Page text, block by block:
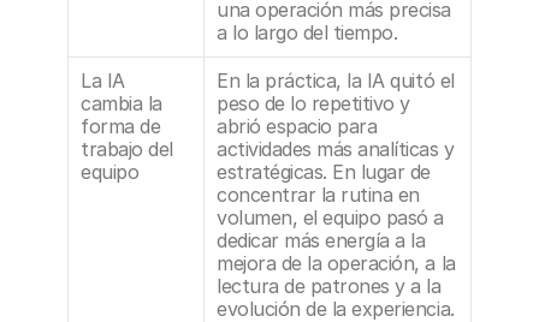
una operación más precisa
a lo largo del tiempo.
La IA
cambia la
forma de
trabajo del
equipo
En la práctica, la IA quitó el
peso de lo repetitivo y
abrió espacio para
actividades más analíticas y
estratégicas. En lugar de
concentrar la rutina en
volumen, el equipo pasó a
dedicar más energía a la
mejora de la operación, a la
lectura de patrones y a la
evolución de la experiencia.